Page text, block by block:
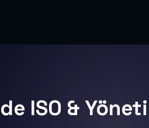
ISO &